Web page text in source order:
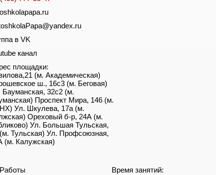
в VK
канал
площадки:
(м. Академическая)
ш., 16с3 (м. Беговая)
Бауманская, 32с2 (м.
Проспект Мира, 146 (м.
Ул. Шкулева, 17а (м.
Ореховый б-р, 24А (м.
Ул. Большая Тульская,
Тульская) Ул. Профсоюзная,
(м. Калужская)
Время занятий: